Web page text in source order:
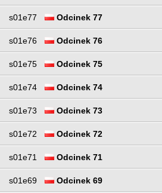
s01e77 Odcinek 77
s01e76 Odcinek 76
s01e75 Odcinek 75
s01e74 Odcinek 74
s01e73 Odcinek 73
s01e72 Odcinek 72
s01e71 Odcinek 71
s01e69 Odcinek 69